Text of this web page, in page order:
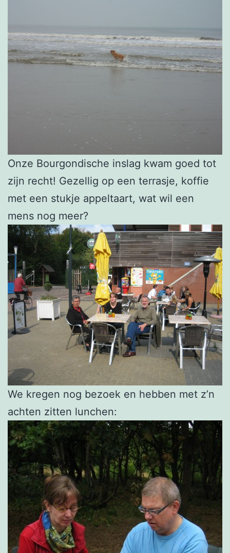
Onze Bourgondische inslag kwam goed tot
zijn recht! Gezellig op een terrasje, koffie
met een stukje appeltaart, wat wil een
mens nog meer?
We kregen nog bezoek en hebben met z’n
achten zitten lunchen: